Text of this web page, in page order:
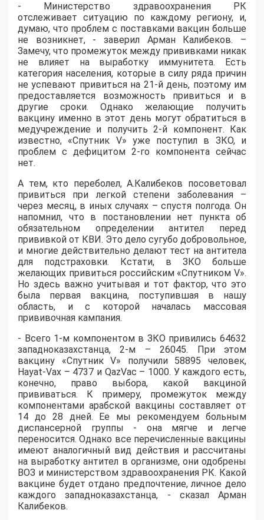
- Министерство здравоохранения РК
отслеживает ситуацию по каждому региону, и,
думаю, что проблем с поставками вакцин больше
не возникнет, - заверил Арман Калибеков. –
Замечу, что промежуток между прививками никак
не влияет на выработку иммунитета. Есть
категория населения, которые в силу ряда причин
не успевают привиться на 21-й день, поэтому им
предоставляется возможность привиться и в
другие сроки. Однако желающие получить
вакцину именно в этот день могут обратиться в
медучреждение и получить 2-й компонент. Как
известно, «Спутник V» уже поступил в ЗКО, и
проблем с дефицитом 2-го компонента сейчас
нет.
А тем, кто переболел, А.Калибеков посоветовал
привиться при легкой степени заболевания –
через месяц, в иных случаях – спустя полгода. Он
напомнил, что в постановлении нет пункта об
обязательном определении антител перед
прививкой от КВИ. Это дело сугубо добровольное,
и многие действительно делают тест на антитела
для подстраховки. Кстати, в ЗКО больше
желающих привиться российским «Спутником V».
Но здесь важно учитывая и тот фактор, что это
была первая вакцина, поступившая в нашу
область, и с которой началась массовая
прививочная кампания.
- Всего 1-м компонентом в ЗКО привились 64632
западноказахстанца, 2-м – 26045. При этом
вакцину «Спутник V» получили 58895 человек,
Hayat-Vax – 4737 и QazVac – 1000. У каждого есть,
конечно, право выбора, какой вакциной
прививаться. К примеру, промежуток между
компонентами арабской вакцины составляет от
14 до 28 дней. Ее мы рекомендуем больным
диспансерной группы - она мягче и легче
переносится. Однако все перечисленные вакцины
имеют аналогичный вид действия и рассчитаны
на выработку антител в организме, они одобрены
ВОЗ и министерством здравоохранения РК. Какой
вакцине будет отдано предпочтение, личное дело
каждого западноказахстанца, - сказал Арман
Калибеков.